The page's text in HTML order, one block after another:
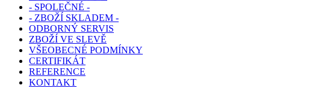
- SPOLEČNÉ -
- ZBOŽÍ SKLADEM -
ODBORNÝ SERVIS
ZBOŽÍ VE SLEVĚ
VŠEOBECNÉ PODMÍNKY
CERTIFIKÁT
REFERENCE
KONTAKT